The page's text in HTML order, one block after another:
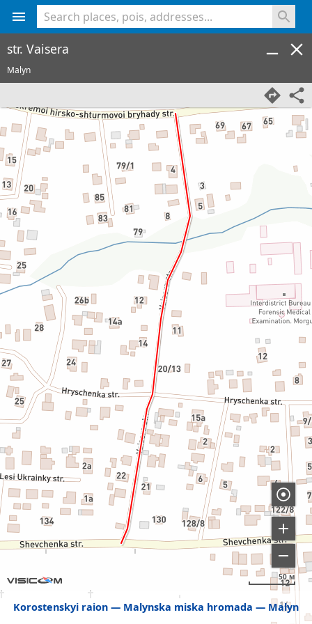
Korostenskyi raion Malynska miska hromada Malyn
50 м
str. Vaisera
Malyn
<% console.log(hcard) %>